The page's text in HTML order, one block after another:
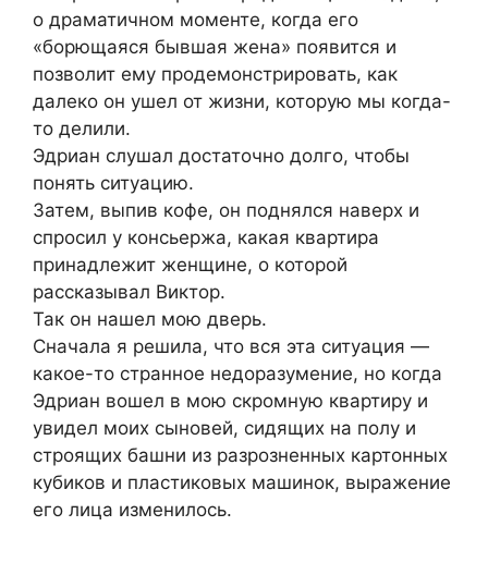
о драматичном моменте, когда его
«борющаяся бывшая жена» появится и
позволит ему продемонстрировать, как
далеко он ушел от жизни, которую мы когда-
то делили.
Эдриан слушал достаточно долго, чтобы
понять ситуацию.
Затем, выпив кофе, он поднялся наверх и
спросил у консьержа, какая квартира
принадлежит женщине, о которой
рассказывал Виктор.
Так он нашел мою дверь.
Сначала я решила, что вся эта ситуация —
какое-то странное недоразумение, но когда
Эдриан вошел в мою скромную квартиру и
увидел моих сыновей, сидящих на полу и
строящих башни из разрозненных картонных
кубиков и пластиковых машинок, выражение
его лица изменилось.